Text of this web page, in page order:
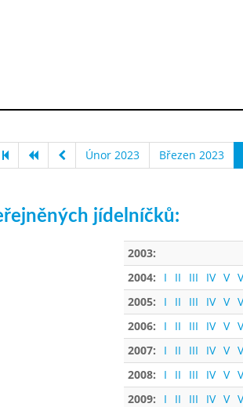
Únor 2023 Březen 2023
jídelníčků:
2003:
2004:
I II III IV V
2005:
I II III IV V
2006:
I II III IV V
2007:
I II III IV V
2008:
I II III IV V
2009:
I II III IV V